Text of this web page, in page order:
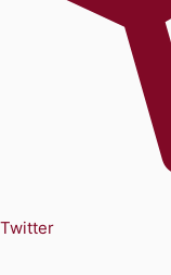
Twitter